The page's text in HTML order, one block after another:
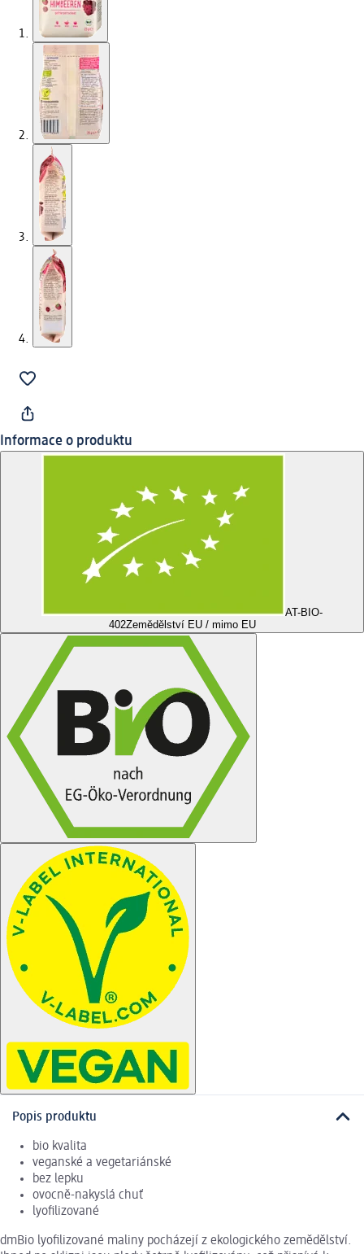
Informace o produktu
AT-BIO-
402Zemědělství EU / mimo EU
Popis produktu
bio kvalita
veganské a vegetariánské
bez lepku
ovocně-nakyslá chuť
lyofilizované
dmBio lyofilizované maliny pocházejí z ekologického zemědělství.